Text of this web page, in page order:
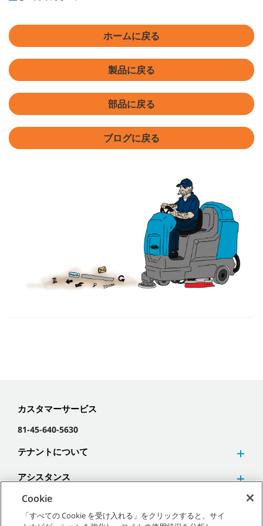
ホームに戻る
製品に戻る
部品に戻る
ブログに戻る
カスタマーサービス
81-45-640-5630
テナントについて
アシスタンス
Cookie
「すべての Cookie を受け入れる」をクリックすると、サイ